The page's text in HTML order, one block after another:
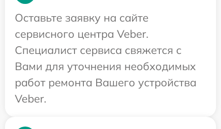
Оставьте заявку на сайте
сервисного центра Veber.
Специалист сервиса свяжется с
Вами для уточнения необходимых
работ ремонта Вашего устройства
Veber.